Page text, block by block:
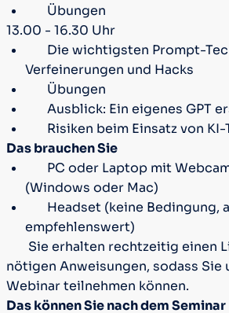
Übungen
13.00 - 16.30 Uhr
Die wichtigsten Prompt-
Verfeinerungen und Hacks
Übungen
Ausblick: Ein eigenes GPT
Risiken beim Einsatz von KI-
Das brauchen Sie
PC oder Laptop mit
(Windows oder Mac)
Headset (keine Bedingung,
empfehlenswert)
Sie erhalten rechtzeitig einen
nötigen Anweisungen, sodass Sie
Webinar teilnehmen können.
Das können Sie nach dem Seminar